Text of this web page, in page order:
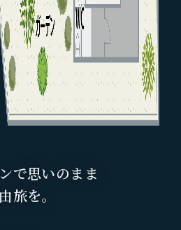
で思いのまま
旅を。